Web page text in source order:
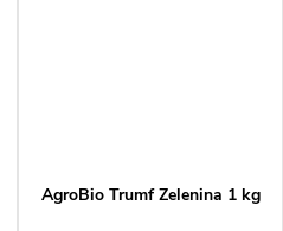
AgroBio Trumf Zelenina 1 kg